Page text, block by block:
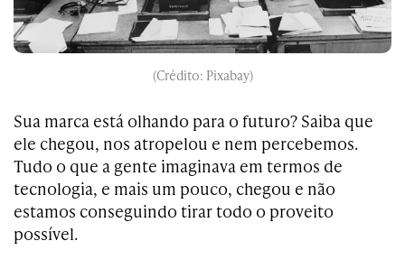
(Crédito: Pixabay)
Sua marca está olhando para o futuro? Saiba que
ele chegou, nos atropelou e nem percebemos.
Tudo o que a gente imaginava em termos de
tecnologia, e mais um pouco, chegou e não
estamos conseguindo tirar todo o proveito
possível.